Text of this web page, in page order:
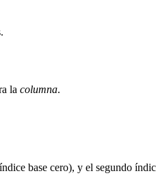
la columna.
base cero), y el segundo